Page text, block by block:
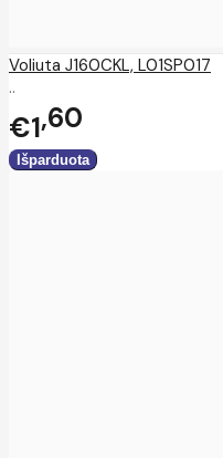
Voliuta J160CKL, L01SP017
..
€1 60